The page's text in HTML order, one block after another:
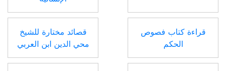
قراءة كتاب فصوص
الحكم
قصائد مختارة للشيخ
محي الدين ابن العربي